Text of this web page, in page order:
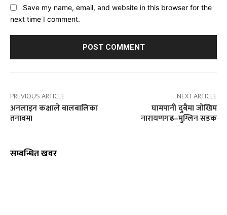
Save my name, email, and website in this browser for the
next time I comment.
PREVIOUS ARTICLE
अनलाइन कक्षाले बालबालिका
तनावमा
NEXT ARTICLE
घामपानी दुबैमा जोखिम
नारायणगढ–मुग्लिन सडक
सम्बन्धित खवर